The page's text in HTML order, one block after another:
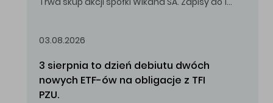
03.08.2026
3 sierpnia to dzień debiutu dwóch
nowych ETF-ów na obligacje z TFI
PZU.